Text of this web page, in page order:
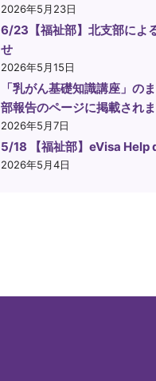
2026年5月23日
6/23【福祉部】北支部によ
せ
2026年5月15日
「乳がん基礎知識講座」の
部報告のページに掲載されま
2026年5月7日
5/18 【福祉部】eVisa Help
2026年5月4日